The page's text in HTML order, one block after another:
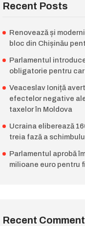
Recent Posts
Renovează și
bloc din Chișinău
Parlamentul
obligatorie pentru
Veaceslav Ioniță
efectelor negative
taxelor în Moldova
Ucraina eliberează
treia fază a
Parlamentul aprobă
milioane euro pentru
Recent